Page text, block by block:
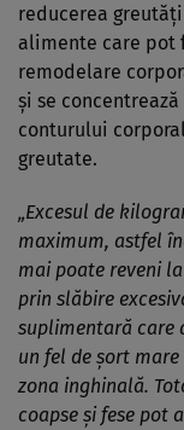
reducerea
alimente care pot
remodelare
și se
conturului
greutate.
„Excesul de
maximum, astfel
mai poate reveni
prin slăbire
suplimentară care
un fel de șort
zona inghinală.
coapse și fese pot